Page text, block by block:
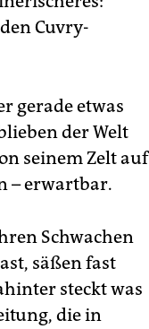
Cuvry-
gerade etwas
der Welt
seinem Zelt auf
– erwartbar.
Schwachen
säßen fast
steckt was
die in